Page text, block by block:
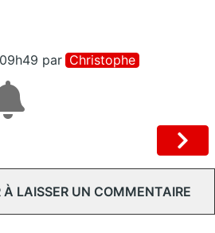
par Christophe
À LAISSER UN COMMENTAIRE